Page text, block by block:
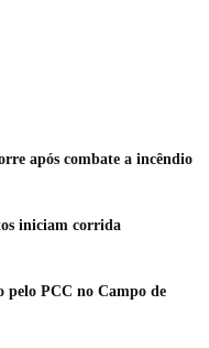
após combate a incêndio
iniciam corrida
pelo PCC no Campo de